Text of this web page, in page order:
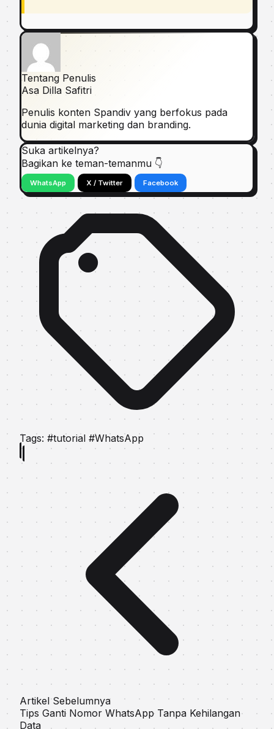
Tentang Penulis
Asa Dilla Safitri
Penulis konten Spandiv yang berfokus pada
dunia digital marketing dan branding.
Suka artikelnya?
Bagikan ke teman-temanmu 👇
WhatsApp X / Twitter Facebook
Tags: #tutorial #WhatsApp
Artikel Sebelumnya
Tips Ganti Nomor WhatsApp Tanpa Kehilangan
Data